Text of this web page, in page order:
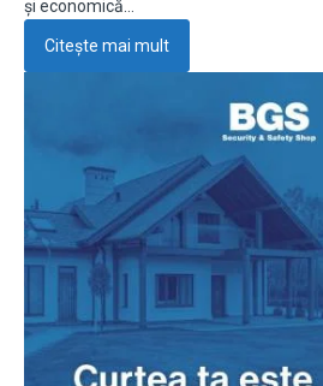
și economică…
Citește mai mult